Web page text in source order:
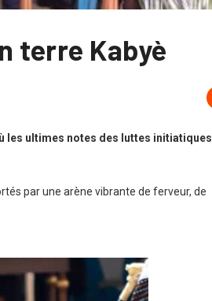
terre Kabyè
les ultimes notes des luttes initiatiques
par une arène vibrante de ferveur, de